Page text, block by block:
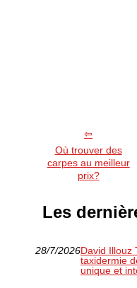
Où trouver des
carpes au meilleur
prix?
Les
28/7/2026David Illouz
taxidermie
unique et